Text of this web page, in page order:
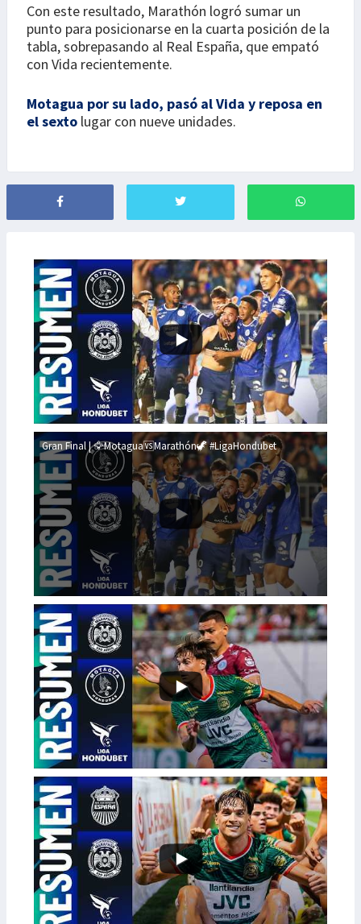
Con este resultado, Marathón logró sumar un
punto para posicionarse en la cuarta posición de la
tabla, sobrepasando al Real España, que empató
con Vida recientemente.
Motagua por su lado, pasó al Vida y reposa en
el sexto lugar con nueve unidades.
Gran Final | 🦅Motagua🆚Marathón🦖 #LigaHondubet